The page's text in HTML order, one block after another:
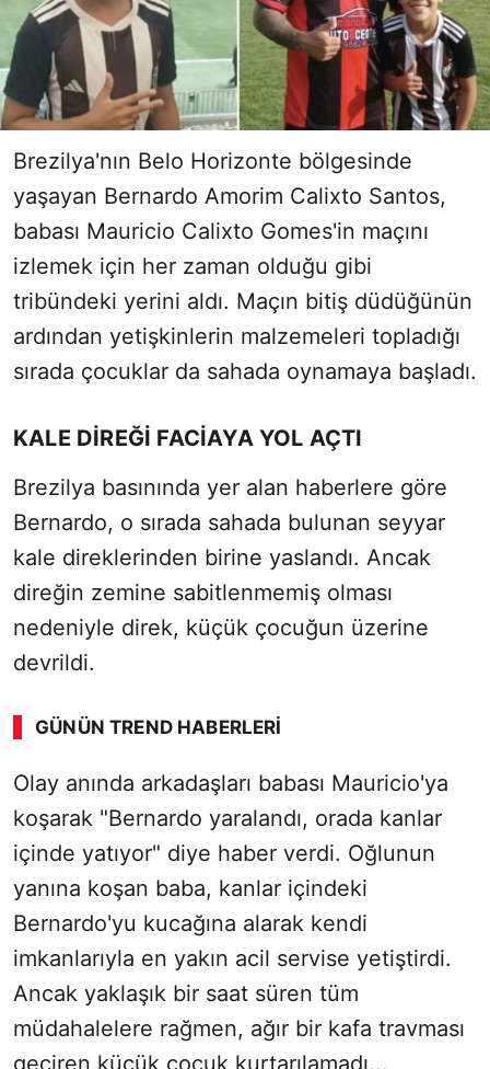
Brezilya'nın Belo Horizonte bölgesinde
yaşayan Bernardo Amorim Calixto Santos,
babası Mauricio Calixto Gomes'in maçını
izlemek için her zaman olduğu gibi
tribündeki yerini aldı. Maçın bitiş düdüğünün
ardından yetişkinlerin malzemeleri topladığı
sırada çocuklar da sahada oynamaya başladı.
KALE DİREĞİ FACİAYA YOL AÇTI
Brezilya basınında yer alan haberlere göre
Bernardo, o sırada sahada bulunan seyyar
kale direklerinden birine yaslandı. Ancak
direğin zemine sabitlenmemiş olması
nedeniyle direk, küçük çocuğun üzerine
devrildi.
GÜNÜN TREND HABERLERI
00:01 / 08:15
Sesi Aç
Olay anında arkadaşları babası Mauricio'ya
koşarak "Bernardo yaralandı, orada kanlar
içinde yatıyor" diye haber verdi. Oğlunun
yanına koşan baba, kanlar içindeki
Bernardo'yu kucağına alarak kendi
imkanlarıyla en yakın acil servise yetiştirdi.
Ancak yaklaşık bir saat süren tüm
müdahalelere rağmen, ağır bir kafa travması